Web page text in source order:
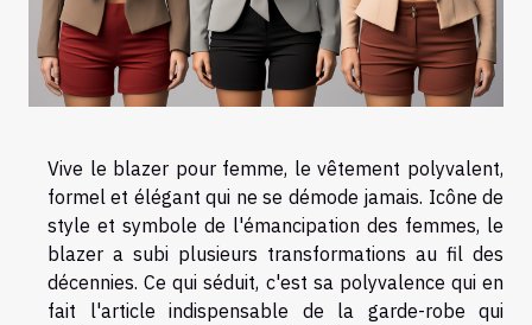
Vive le blazer pour femme, le vêtement polyvalent,
formel et élégant qui ne se démode jamais. Icône de
style et symbole de l'émancipation des femmes, le
blazer a subi plusieurs transformations au fil des
décennies. Ce qui séduit, c'est sa polyvalence qui en
fait l'article indispensable de la garde-robe qui